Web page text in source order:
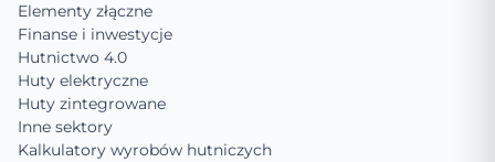
Elementy złączne
Finanse i inwestycje
Hutnictwo 4.0
Huty elektryczne
Huty zintegrowane
Inne sektory
Kalkulatory wyrobów hutniczych